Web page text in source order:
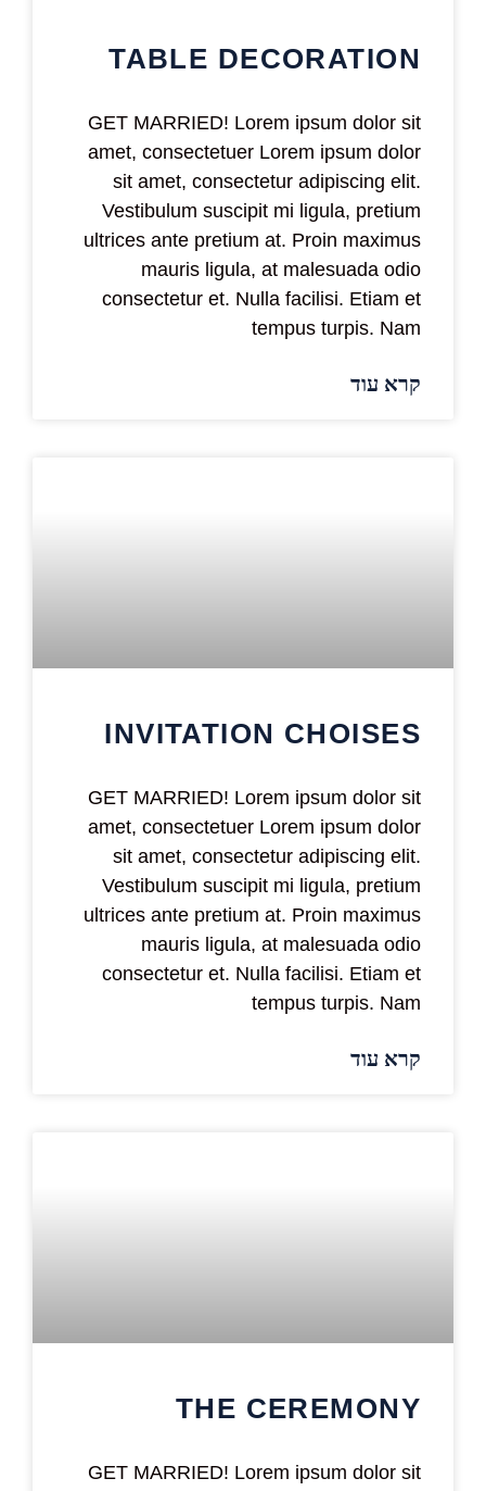
TABLE DECORATION
GET MARRIED! Lorem ipsum dolor sit
amet, consectetuer Lorem ipsum dolor
sit amet, consectetur adipiscing elit.
Vestibulum suscipit mi ligula, pretium
ultrices ante pretium at. Proin maximus
mauris ligula, at malesuada odio
consectetur et. Nulla facilisi. Etiam et
tempus turpis. Nam
קרא עוד
INVITATION CHOISES
GET MARRIED! Lorem ipsum dolor sit
amet, consectetuer Lorem ipsum dolor
sit amet, consectetur adipiscing elit.
Vestibulum suscipit mi ligula, pretium
ultrices ante pretium at. Proin maximus
mauris ligula, at malesuada odio
consectetur et. Nulla facilisi. Etiam et
tempus turpis. Nam
קרא עוד
THE CEREMONY
GET MARRIED! Lorem ipsum dolor sit